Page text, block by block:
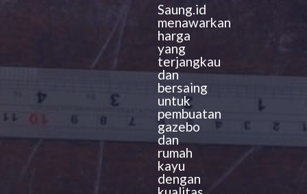
Saung.id
menawarkan
harga
yang
terjangkau
dan
bersaing
untuk
pembuatan
gazebo
dan
rumah
kayu
dengan